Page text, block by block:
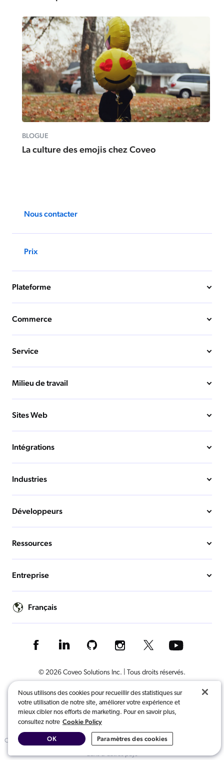
BLOGUE
La culture des emojis chez Coveo
Nous contacter
Prix
Plateforme
Commerce
Service
Milieu de travail
Sites Web
Intégrations
Industries
Développeurs
Ressources
Entreprise
Français
© 2026 Coveo Solutions Inc. | Tous droits réservés.
Conditions d’utilisation Politique de confidentialité
Préférences de confidentialité
COVEO, enregistrée auprès du bureau des brevets et des marques des É.U. et
dans d'autres pays
Nous utilisons des cookies pour recueillir des statistiques sur
votre utilisation de notre site, améliorer votre expérience et
mieux cibler nos efforts de marketing. Pour en savoir plus,
consultez notre Cookie Policy
Paramètres des cookies
OK